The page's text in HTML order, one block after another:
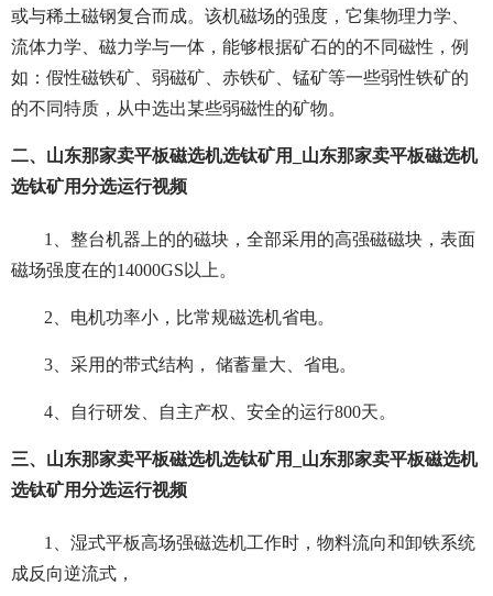
或与稀土磁钢复合而成。该机磁场的强度，它集物理力学、
流体力学、磁力学与一体，能够根据矿石的的不同磁性，例
如：假性磁铁矿、弱磁矿、赤铁矿、锰矿等一些弱性铁矿的
的不同特质，从中选出某些弱磁性的矿物。
二、山东那家卖平板磁选机选钛矿用_山东那家卖平板磁选机
选钛矿用分选运行视频
1、整台机器上的的磁块，全部采用的高强磁磁块，表面
磁场强度在的14000GS以上。
2、电机功率小，比常规磁选机省电。
3、采用的带式结构， 储蓄量大、省电。
4、自行研发、自主产权、安全的运行800天。
三、山东那家卖平板磁选机选钛矿用_山东那家卖平板磁选机
选钛矿用分选运行视频
1、湿式平板高场强磁选机工作时，物料流向和卸铁系统
成反向逆流式，